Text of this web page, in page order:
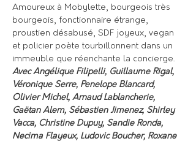
Amoureux à Mobylette, bourgeois très
bourgeois, fonctionnaire étrange,
proustien désabusé, SDF joyeux, vegan
et policier poète tourbillonnent dans un
immeuble que réenchante la concierge.
Avec Angélique Filipelli, Guillaume Rigal,
Véronique Serre, Penelope Blancard,
Olivier Michel, Arnaud Lablancherie,
Gaëtan Alem, Sébastien Jimenez, Shirley
Vacca, Christine Dupuy, Sandie Ronda,
Necima Flayeux, Ludovic Boucher, Roxane